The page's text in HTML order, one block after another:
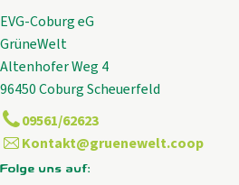
EVG-Coburg eG
GrüneWelt
Altenhofer Weg 4
96450 Coburg Scheuerfeld
09561/62623
Kontakt@gruenewelt.coop
Folge uns auf: